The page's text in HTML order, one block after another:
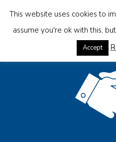
This website uses cookies to
assume you're ok with this,
Accept